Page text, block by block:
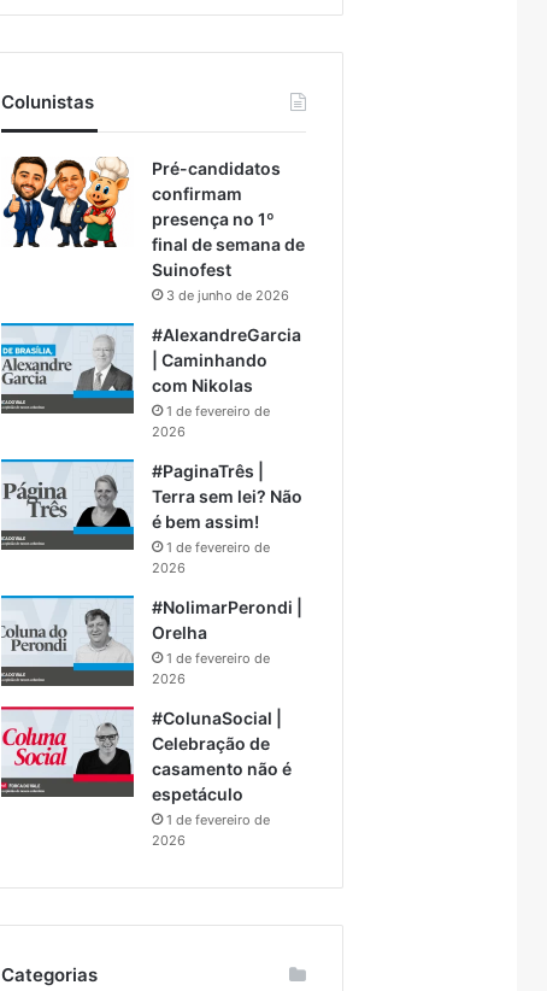
Colunistas
Pré-candidatos
confirmam
presença no 1º
final de semana de
Suinofest
3 de junho de 2026
#AlexandreGarcia
| Caminhando
com Nikolas
1 de fevereiro de
2026
#PaginaTrês |
Terra sem lei? Não
é bem assim!
1 de fevereiro de
2026
#NolimarPerondi |
Orelha
1 de fevereiro de
2026
#ColunaSocial |
Celebração de
casamento não é
espetáculo
1 de fevereiro de
2026
Categorias